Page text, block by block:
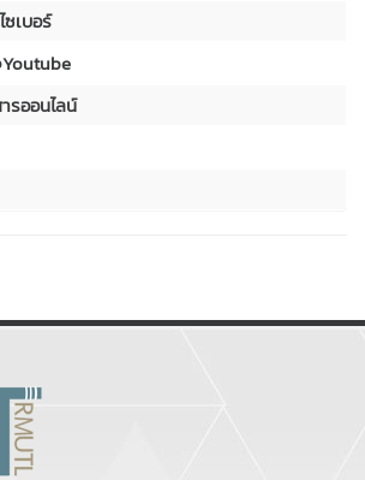
เบอร์
รออนไลน์